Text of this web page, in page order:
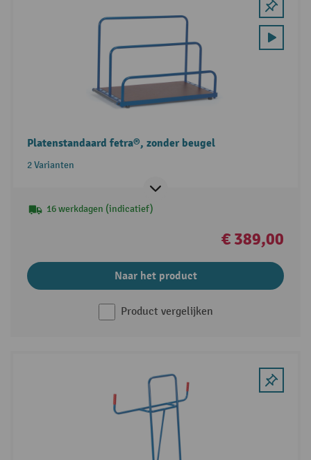
Platenstandaard fetra®, zonder beugel
2 Varianten
16 werkdagen (indicatief)
€ 389,00
Naar het product
Product vergelijken